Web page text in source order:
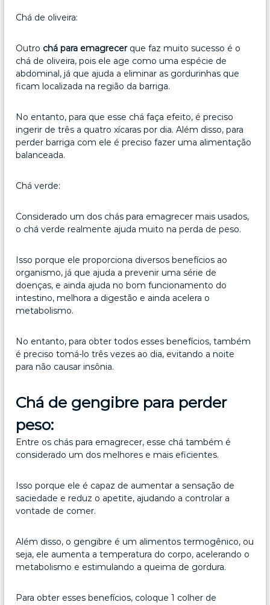
Chá de oliveira:
Outro chá para emagrecerque faz muito sucesso é o
chá de oliveira, pois ele age como uma espécie de
abdominal, já que ajuda a eliminar as gordurinhas que
ficam localizada na região da barriga.
No entanto, para que esse chá faça efeito, é preciso
ingerir de três a quatro xícaras por dia. Além disso, para
perder barriga com ele é preciso fazer uma alimentação
balanceada.
Chá verde:
Considerado um dos chás para emagrecer mais usados,
o chá verde realmente ajuda muito na perda de peso.
Isso porque ele proporciona diversos benefícios ao
organismo, já que ajuda a prevenir uma série de
doenças, e ainda ajuda no bom funcionamento do
intestino, melhora a digestão e ainda acelera o
metabolismo.
No entanto, para obter todos esses benefícios, também
é preciso tomá-lo três vezes ao dia, evitando a noite
para não causar insônia.
Chá de gengibre para perder
peso:
Entre os chás para emagrecer, esse chá também é
considerado um dos melhores e mais eficientes.
Isso porque ele é capaz de aumentar a sensação de
saciedade e reduz o apetite, ajudando a controlar a
vontade de comer.
Além disso, o gengibre é um alimentos termogênico, ou
seja, ele aumenta a temperatura do corpo, acelerando o
metabolismo e estimulando a queima de gordura.
Para obter esses benefícios, coloque 1 colher de